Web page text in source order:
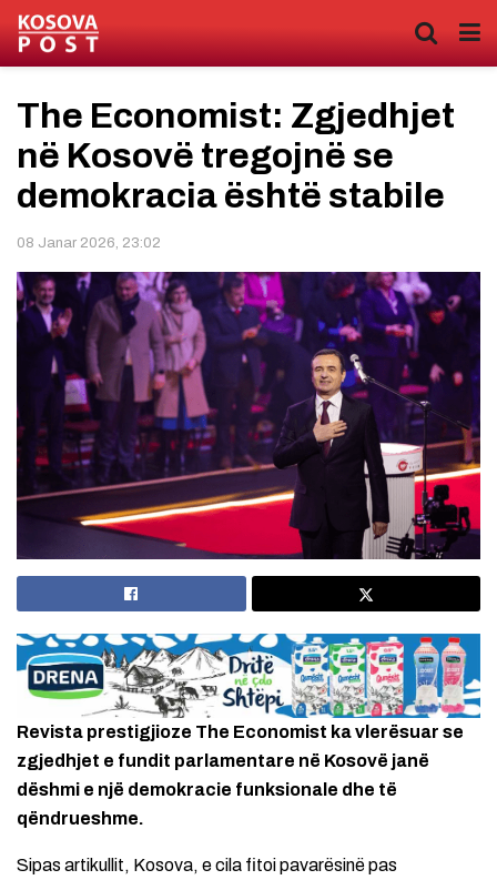
The Economist: Zgjedhjet
në Kosovë tregojnë se
demokracia është stabile
08 Janar 2026, 23:02
Revista prestigjioze The Economist ka vlerësuar se
zgjedhjet e fundit parlamentare në Kosovë janë
dëshmi e një demokracie funksionale dhe të
qëndrueshme.
Sipas artikullit, Kosova, e cila fitoi pavarësinë pas